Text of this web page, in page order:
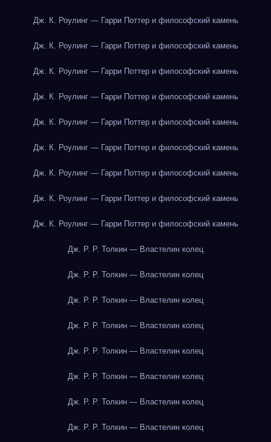
Дж. К. Роулинг — Гарри Поттер и философский камень
Дж. К. Роулинг — Гарри Поттер и философский камень
Дж. К. Роулинг — Гарри Поттер и философский камень
Дж. К. Роулинг — Гарри Поттер и философский камень
Дж. К. Роулинг — Гарри Поттер и философский камень
Дж. К. Роулинг — Гарри Поттер и философский камень
Дж. К. Роулинг — Гарри Поттер и философский камень
Дж. К. Роулинг — Гарри Поттер и философский камень
Дж. К. Роулинг — Гарри Поттер и философский камень
Дж. Р. Р. Толкин — Властелин колец
Дж. Р. Р. Толкин — Властелин колец
Дж. Р. Р. Толкин — Властелин колец
Дж. Р. Р. Толкин — Властелин колец
Дж. Р. Р. Толкин — Властелин колец
Дж. Р. Р. Толкин — Властелин колец
Дж. Р. Р. Толкин — Властелин колец
Дж. Р. Р. Толкин — Властелин колец